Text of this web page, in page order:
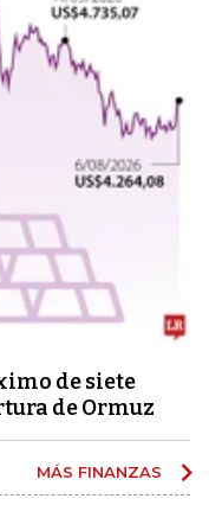
de siete
de Ormuz
MÁS FINANZAS